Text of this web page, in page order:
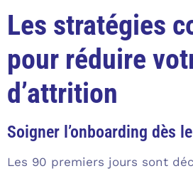
Les stratégies
pour réduire
d’attrition
Soigner l’onboarding dès
Les 90 premiers jours sont